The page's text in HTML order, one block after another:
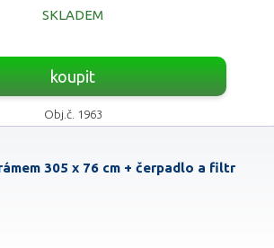
SKLADEM
koupit
Obj.č. 1963
305 x 76 cm + čerpadlo a filtr